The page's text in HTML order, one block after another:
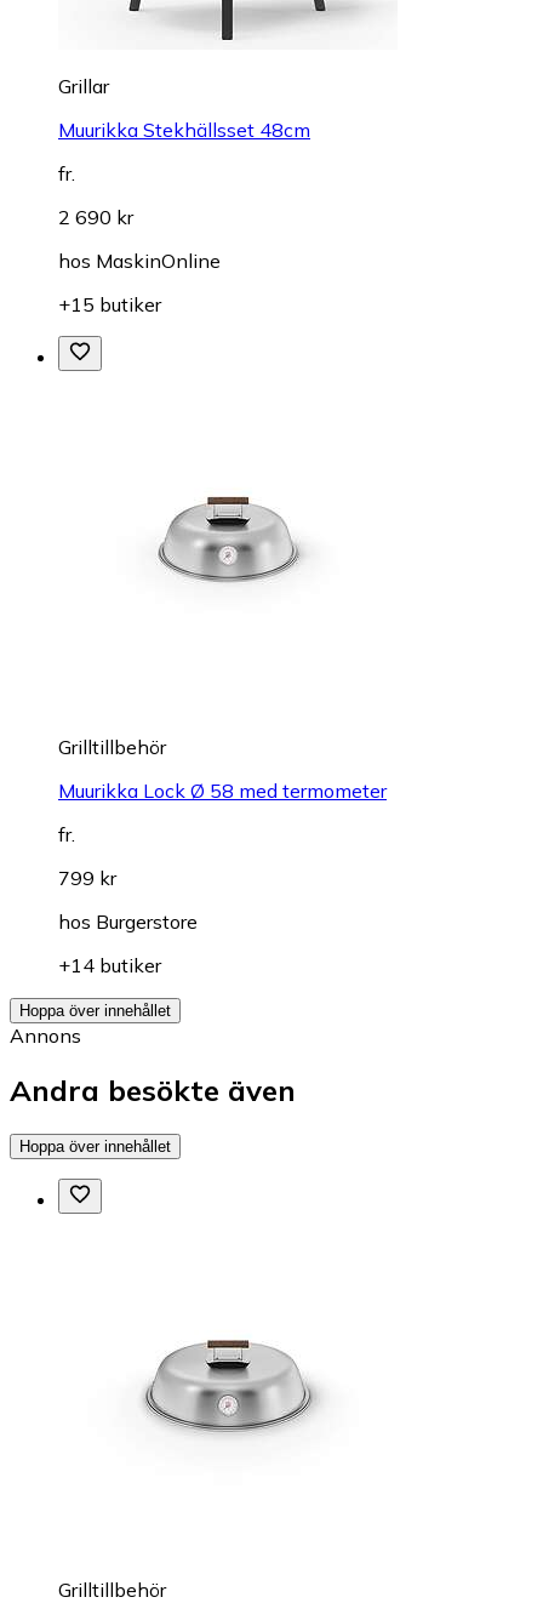
Grillar
Muurikka Stekhällsset 48cm
fr.
2 690 kr
hos MaskinOnline
+15 butiker
Grilltillbehör
Muurikka Lock Ø 58 med termometer
fr.
799 kr
hos Burgerstore
+14 butiker
Hoppa över innehållet
Annons
Andra besökte även
Hoppa över innehållet
Grilltillbehör